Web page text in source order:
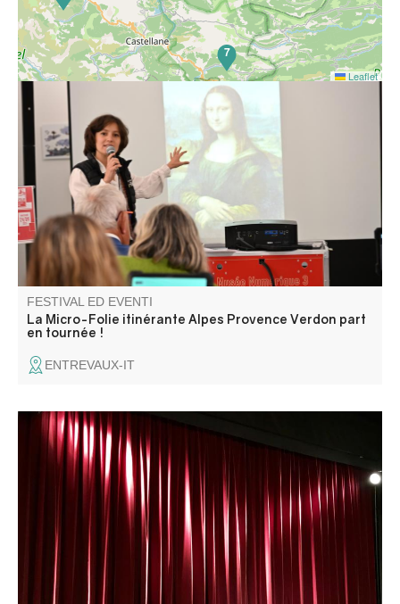
La Micro-Folie itinérante Alpes Provence Verdon s'installe
à Entrevaux ! La Micro-Folie c'est un musée numérique,
un espace de réalité virtuelle, un fablab et une
ludothèque. Une programmation riche et ludique vous
attend pour petits et grands.
FESTIVAL ED EVENTI
La Micro-Folie itinérante Alpes Provence Verdon part
en tournée !
ENTREVAUX-IT
La Compagnie Placebo présente "Une heure et demie de
retard".
7
Leaflet